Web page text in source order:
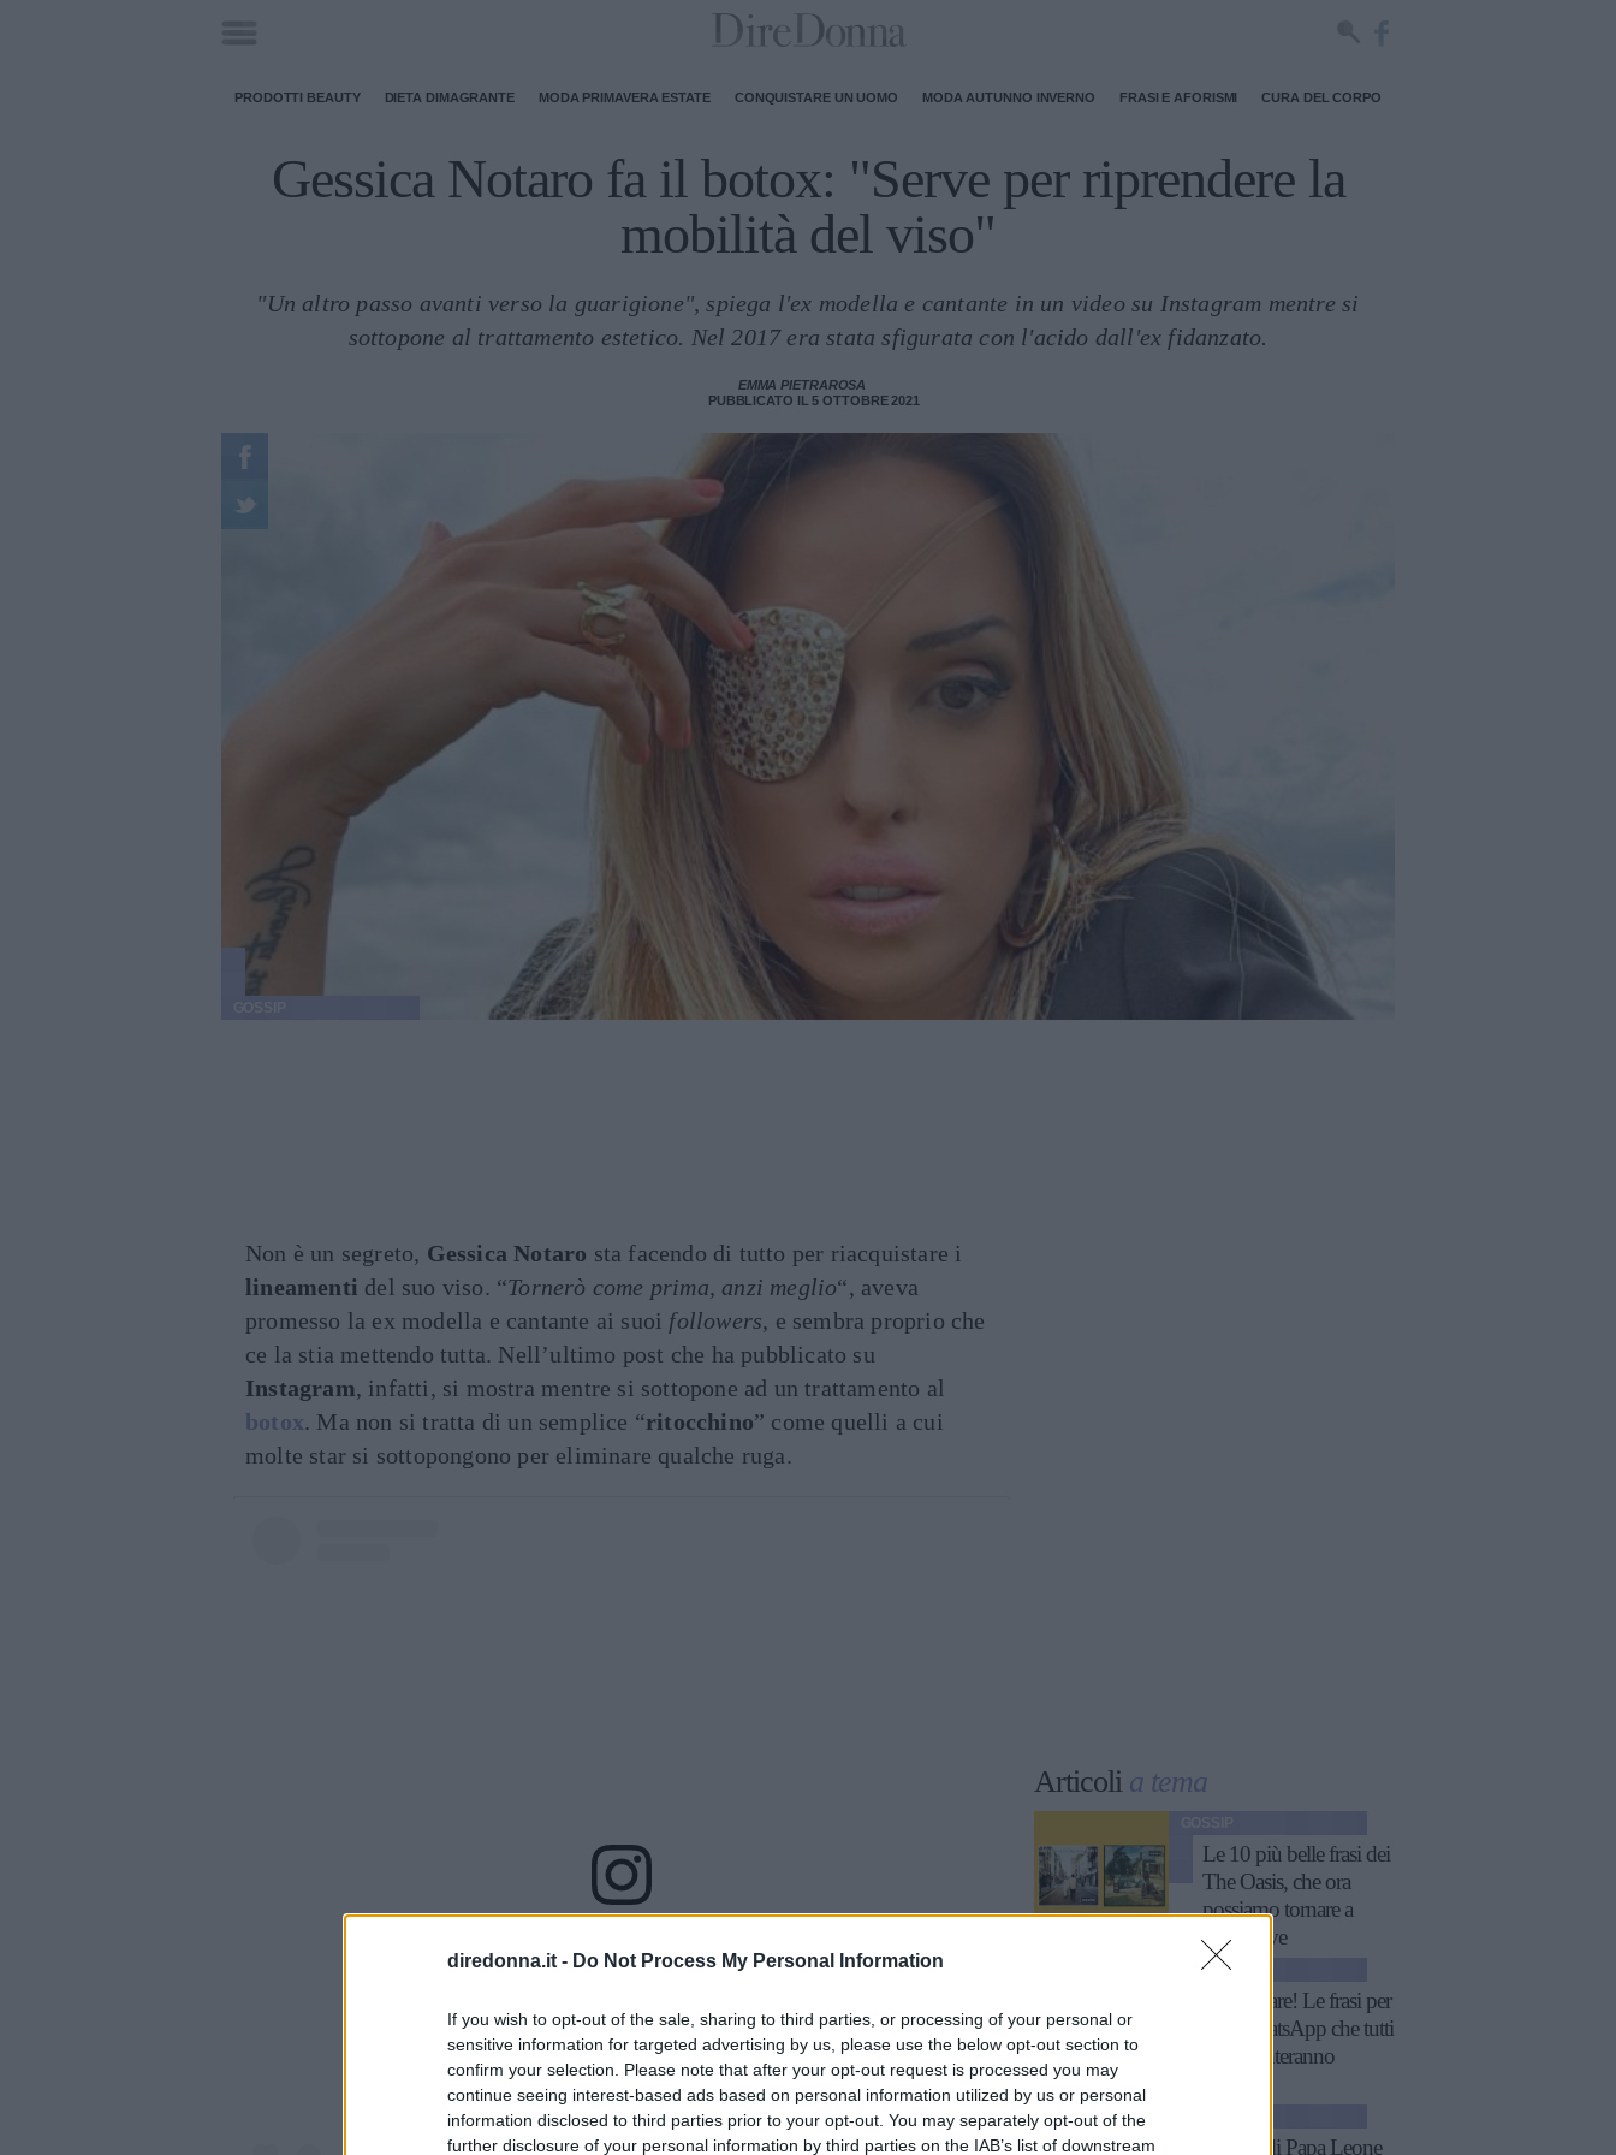
diredonna.it - Do Not Process My Personal Information
If you wish to opt-out of the sale, sharing to third parties, or processing of your personal or
sensitive information for targeted advertising by us, please use the below opt-out section to
confirm your selection. Please note that after your opt-out request is processed you may
continue seeing interest-based ads based on personal information utilized by us or personal
information disclosed to third parties prior to your opt-out. You may separately opt-out of the
further disclosure of your personal information by third parties on the IAB’s list of downstream
PRODOTTI BEAUTY DIETA DIMAGRANTE MODA PRIMAVERA ESTATE CONQUISTARE UN UOMO MODA AUTUNNO INVERNO FRASI E AFORISMI CURA DEL CORPO
Gessica Notaro fa il botox: "Serve per riprendere la
mobilità del viso"
"Un altro passo avanti verso la guarigione", spiega l'ex modella e cantante in un video su Instagram mentre si
sottopone al trattamento estetico. Nel 2017 era stata sfigurata con l'acido dall'ex fidanzato.
EMMA PIETRAROSA
PUBBLICATO IL 5 OTTOBRE 2021
Non è un segreto, Gessica Notaro sta facendo di tutto per riacquistare i
lineamenti del suo viso. “Tornerò come prima, anzi meglio“, aveva
promesso la ex modella e cantante ai suoi followers, e sembra proprio che
ce la stia mettendo tutta. Nell’ultimo post che ha pubblicato su
Instagram, infatti, si mostra mentre si sottopone ad un trattamento al
botox. Ma non si tratta di un semplice “ritocchino” come quelli a cui
molte star si sottopongono per eliminare qualche ruga.
Articoli a tema
Le 10 più belle frasi dei
The Oasis, che ora
possiamo tornare a
sentire live
GOSSIP
Fatti notare! Le frasi per
stati WhatsApp che tutti
commenteranno
11 frasi di Papa Leone